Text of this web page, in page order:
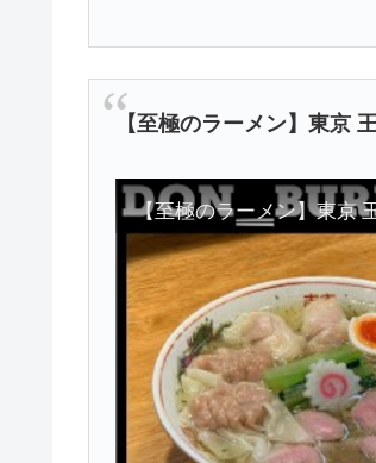
【至極のラーメン】東京
【至極のラーメン】東京